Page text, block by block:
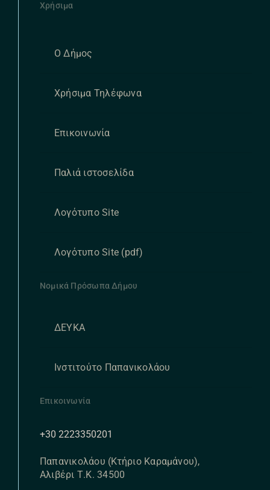
Χρήσιμα
Ο Δήμος
Χρήσιμα Τηλέφωνα
Επικοινωνία
Παλιά ιστοσελίδα
Λογότυπο Site
Λογότυπο Site (pdf)
Νομικά Πρόσωπα Δήμου
ΔΕΥΚΑ
Ινστιτούτο Παπανικολάου
Επικοινωνία
+30 2223350201
Παπανικολάου (Κτήριο Καραμάνου),
Αλιβέρι Τ.Κ. 34500